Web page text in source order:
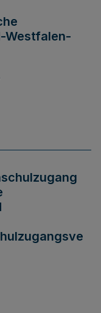
Westfalen-